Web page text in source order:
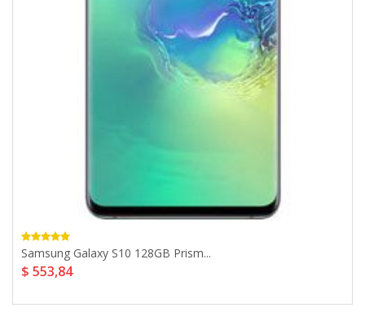
Samsung Galaxy S10 128GB Prism...
$ 553,84